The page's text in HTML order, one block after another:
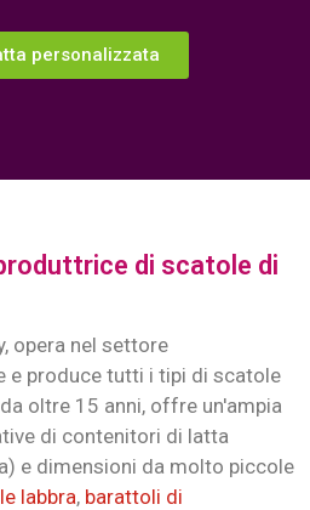
personalizzata
di scatole di
opera nel settore
e produce tutti i tipi di scatole
oltre 15 anni, offre un'ampia
di contenitori di latta
e dimensioni da molto piccole
labbra, barattoli di
una soluzione
le tue esigenze
in più sui dettagli del tuo
la forma della
che stai cercando...